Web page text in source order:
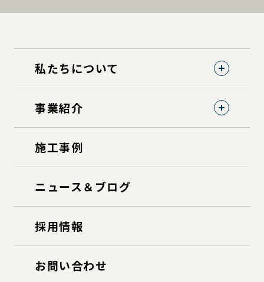
私たちについて
事業紹介
施工事例
ニュース＆ブログ
採用情報
お問い合わせ